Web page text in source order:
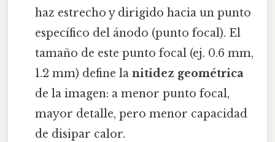
haz estrecho y dirigido hacia un punto
específico del ánodo (punto focal). El
tamaño de este punto focal (ej. 0.6 mm,
1.2 mm) define lanitidez geométrica
de la imagen: a menor punto focal,
mayor detalle, pero menor capacidad
de disipar calor.